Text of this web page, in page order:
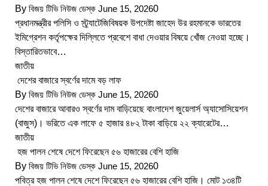
By বিজয় টিভি নিউজ ডেস্ক June 15, 20260
প্রধানমন্ত্রীর পলিসি ও স্ট্র্যাটেজিবিষয়ক উপদেষ্টা জাহেদ উর রহমানকে ভারতের
ইমিগ্রেশন কর্তৃপক্ষের দিল্লিতে প্রবেশে বাধা দেওয়ার বিষয়ে খোঁজ নেওয়া হচ্ছে।
বিস্তারিতভাবে…
জাতীয়
দেশের বাজারে স্বর্ণের দামে বড় লাফ
By বিজয় টিভি নিউজ ডেস্ক June 15, 20260
দেশের বাজারে আবারও স্বর্ণের দাম বাড়িয়েছে বাংলাদেশ জুয়েলার্স অ্যাসোসিয়েশন
(বাজুস)। ভরিতে এক লাফে ৫ হাজার ৪৮২ টাকা বাড়িয়ে ২২ ক্যারেটের…
জাতীয়
হজ পালন শেষে দেশে ফিরেছেন ৫৬ হাজারের বেশি হাজি
By বিজয় টিভি নিউজ ডেস্ক June 15, 20260
পবিত্র হজ পালন শেষে দেশে ফিরেছেন ৫৬ হাজারের বেশি হাজি। মোট ১৩৪টি